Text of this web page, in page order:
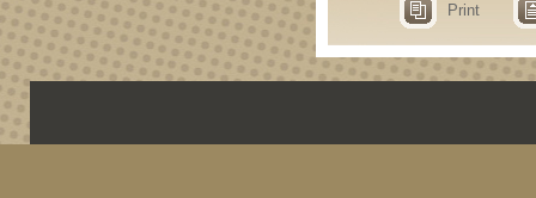
Print